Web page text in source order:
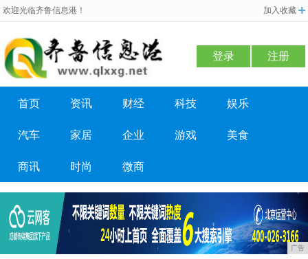
欢迎光临齐鲁信息港！ 加入收藏
登录 注册
首页 资讯 财经 科技 娱乐
汽车 家居 企业 游戏 美食
商讯 时尚 微商
广告